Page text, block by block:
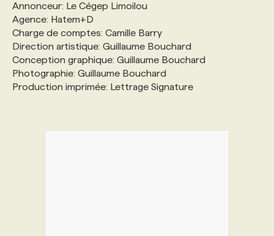
NOS AUTEUR‧RICES
POURQUOI CHOISIR NOS FORMATIONS
NOS TARIFS
PROGRAMMES DE SUBVENTIONS
FAQ
FAQ
ANNONCEZ AVEC NOUS
Annonceur: Le Cégep Limoilou
Agence: Hatem+D
Charge de comptes: Camille Barry
Direction artistique: Guillaume Bouchard
Conception graphique: Guillaume Bouchard
Photographie: Guillaume Bouchard
Production imprimée: Lettrage Signature